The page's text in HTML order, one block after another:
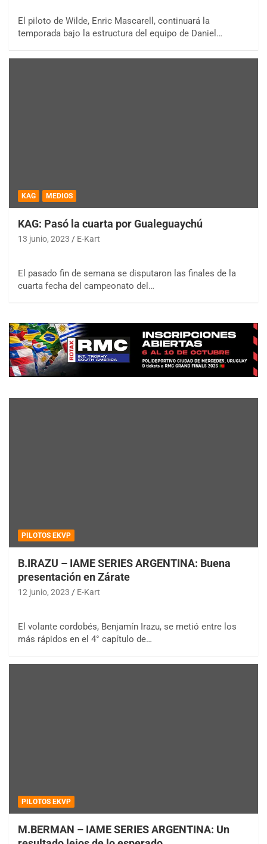
El piloto de Wilde, Enric Mascarell, continuará la
temporada bajo la estructura del equipo de Daniel…
KAG MEDIOS
KAG: Pasó la cuarta por Gualeguaychú
13 junio, 2023 E-Kart
El pasado fin de semana se disputaron las finales de la
cuarta fecha del campeonato del…
PILOTOS EKVP
B.IRAZU – IAME SERIES ARGENTINA: Buena
presentación en Zárate
12 junio, 2023 E-Kart
El volante cordobés, Benjamín Irazu, se metió entre los
más rápidos en el 4° capítulo de…
PILOTOS EKVP
M.BERMAN – IAME SERIES ARGENTINA: Un